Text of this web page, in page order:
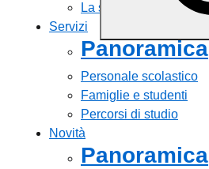
La storia
Servizi
Panoramica
Personale scolastico
Famiglie e studenti
Percorsi di studio
Novità
Panoramica